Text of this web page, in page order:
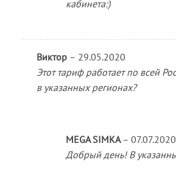
кабинета:)
Виктор – 29.05.2020
Этот тариф работает по всей
в указанных регионах?
MEGA SIMKA – 07.07.2020
Добрый день! В